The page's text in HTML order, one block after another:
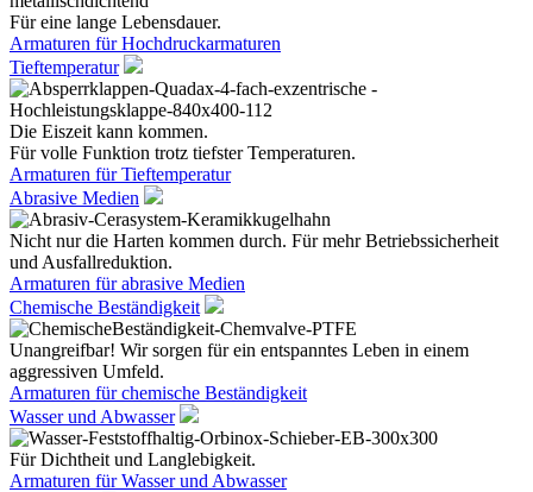
Für eine lange Lebensdauer.
Armaturen für Hochdruckarmaturen
Tieftemperatur
Die Eiszeit kann kommen.
Für volle Funktion trotz tiefster Temperaturen.
Armaturen für Tieftemperatur
Abrasive Medien
Nicht nur die Harten kommen durch. Für mehr Betriebssicherheit
und Ausfallreduktion.
Armaturen für abrasive Medien
Chemische Beständigkeit
Unangreifbar! Wir sorgen für ein entspanntes Leben in einem
aggressiven Umfeld.
Armaturen für chemische Beständigkeit
Wasser und Abwasser
Für Dichtheit und Langlebigkeit.
Armaturen für Wasser und Abwasser